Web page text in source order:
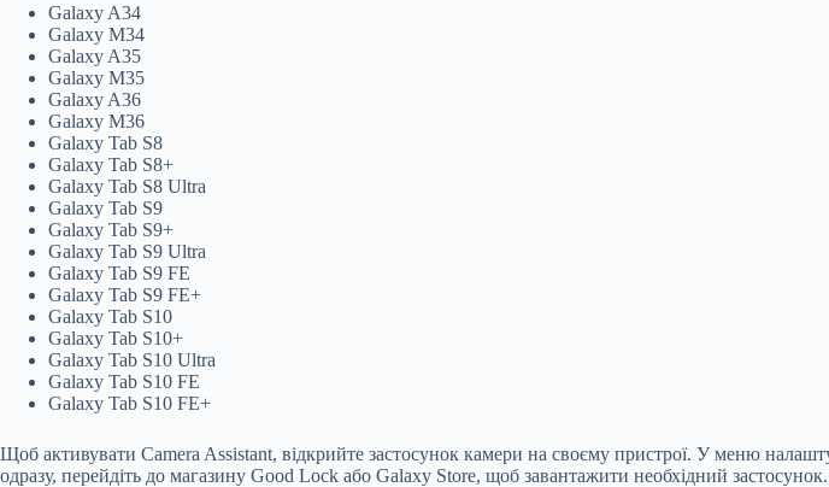
Galaxy A34
Galaxy M34
Galaxy A35
Galaxy M35
Galaxy A36
Galaxy M36
Galaxy Tab S8
Galaxy Tab S8+
Galaxy Tab S8 Ultra
Galaxy Tab S9
Galaxy Tab S9+
Galaxy Tab S9 Ultra
Galaxy Tab S9 FE
Galaxy Tab S9 FE+
Galaxy Tab S10
Galaxy Tab S10+
Galaxy Tab S10 Ultra
Galaxy Tab S10 FE
Galaxy Tab S10 FE+
Щоб активувати Camera Assistant, відкрийте застосунок камери на своєму пристрої. У меню
одразу, перейдіть до магазину Good Lock або Galaxy Store, щоб завантажити необхідний застосунок.